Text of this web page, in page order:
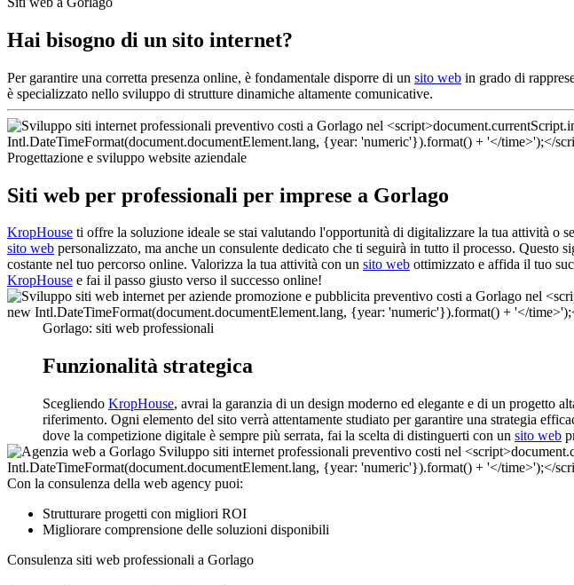
Hai bisogno di un sito internet?
Per garantire una corretta presenza online, è fondamentale disporre di un sito web in grado di
è specializzato nello sviluppo di strutture dinamiche altamente comunicative.
Progettazione e sviluppo website aziendale
Siti web per professionali per imprese a Gorlago
KropHouse ti offre la soluzione ideale se stai valutando l'opportunità di digitalizzare la tua attività o
sito web personalizzato, ma anche un consulente dedicato che ti seguirà in tutto il processo. Questo
costante nel tuo percorso online. Valorizza la tua attività con un sito web ottimizzato e affida il tuo
KropHouse e fai il passo giusto verso il successo online!
Gorlago: siti web professionali
Funzionalità strategica
Scegliendo KropHouse, avrai la garanzia di un design moderno ed elegante e di un progetto
riferimento. Ogni elemento del sito verrà attentamente studiato per garantire una strategia
dove la competizione digitale è sempre più serrata, fai la scelta di distinguerti con un sito web
Con la consulenza della web agency puoi:
Strutturare progetti con migliori ROI
Migliorare comprensione delle soluzioni disponibili
Consulenza siti web professionali a Gorlago